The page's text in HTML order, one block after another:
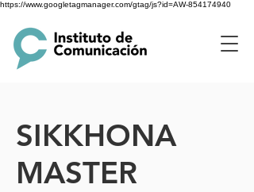
https://www.googletagmanager.com/gtag/js?id=AW-854174940
SIKKHONA
MASTER